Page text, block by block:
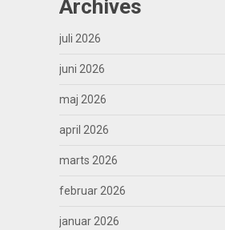
Archives
juli 2026
juni 2026
maj 2026
april 2026
marts 2026
februar 2026
januar 2026